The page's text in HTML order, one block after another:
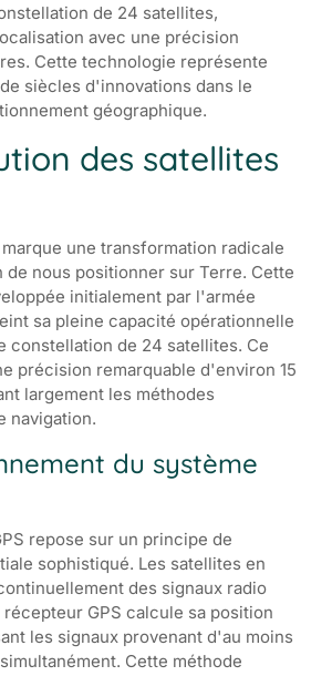
de 24 satellites,
avec une précision
Cette technologie représente
siècles d'innovations dans le
géographique.
des satellites
marque une transformation radicale
de nous positionner sur Terre. Cette
initialement par l'armée
sa pleine capacité opérationnelle
constellation de 24 satellites. Ce
précision remarquable d'environ 15
largement les méthodes
navigation.
du système
repose sur un principe de
sophistiqué. Les satellites en
des signaux radio
GPS calcule sa position
les signaux provenant d'au moins
Cette méthode